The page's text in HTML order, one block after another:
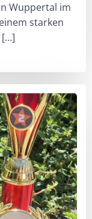
Wuppertal im
starken
[…]